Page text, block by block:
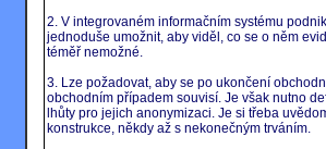
2. V integrovaném informačním systému
jednoduše umožnit, aby viděl, co se o něm
téměř nemožné.
3. Lze požadovat, aby se po ukončení
obchodním případem souvisí. Je však nutno
lhůty pro jejich anonymizaci. Je si třeba
konstrukce, někdy až s nekonečným trváním.